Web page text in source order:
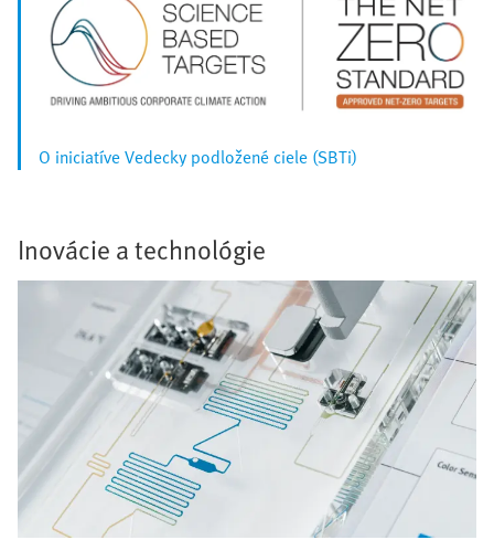
O iniciatíve Vedecky podložené ciele (SBTi)
Inovácie a technológie